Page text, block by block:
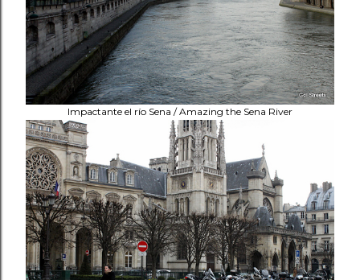
Impactante el río Sena / Amazing the Sena River